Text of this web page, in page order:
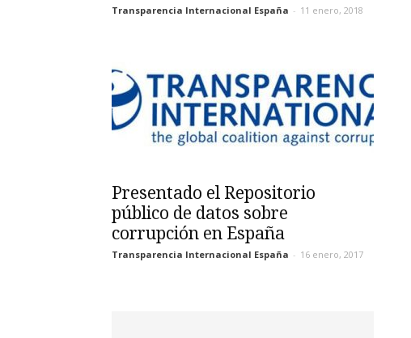
Transparencia Internacional España - 11 enero, 2018
Presentado el Repositorio
público de datos sobre
corrupción en España
Transparencia Internacional España - 16 enero, 2017